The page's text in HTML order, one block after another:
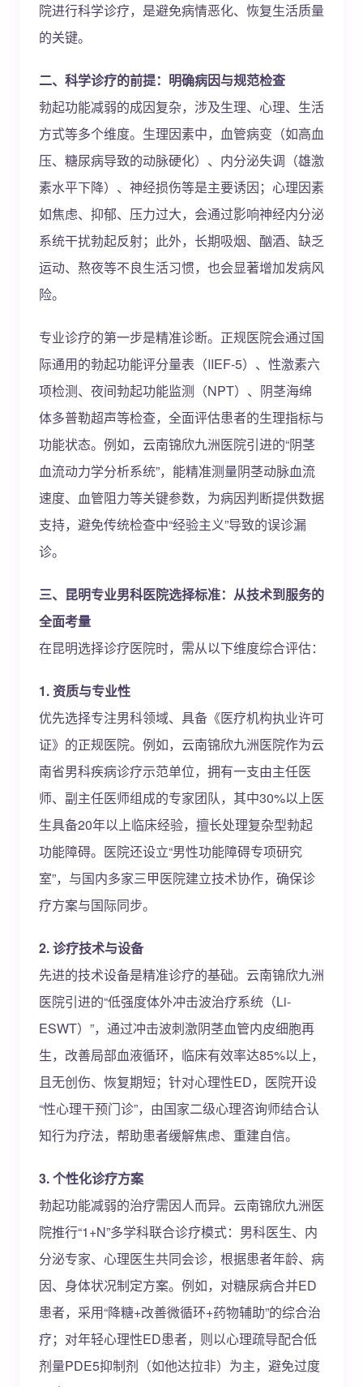
院进行科学诊疗，是避免病情恶化、恢复生活质量
的关键。
二、科学诊疗的前提：明确病因与规范检查
勃起功能减弱的成因复杂，涉及生理、心理、生活
方式等多个维度。生理因素中，血管病变（如高血
压、糖尿病导致的动脉硬化）、内分泌失调（雄激
素水平下降）、神经损伤等是主要诱因；心理因素
如焦虑、抑郁、压力过大，会通过影响神经内分泌
系统干扰勃起反射；此外，长期吸烟、酗酒、缺乏
运动、熬夜等不良生活习惯，也会显著增加发病风
险。
专业诊疗的第一步是精准诊断。正规医院会通过国
际通用的勃起功能评分量表（IIEF-5）、性激素六
项检测、夜间勃起功能监测（NPT）、阴茎海绵
体多普勒超声等检查，全面评估患者的生理指标与
功能状态。例如，云南锦欣九洲医院引进的“阴茎
血流动力学分析系统”，能精准测量阴茎动脉血流
速度、血管阻力等关键参数，为病因判断提供数据
支持，避免传统检查中“经验主义”导致的误诊漏
诊。
三、昆明专业男科医院选择标准：从技术到服务的
全面考量
在昆明选择诊疗医院时，需从以下维度综合评估：
1. 资质与专业性
优先选择专注男科领域、具备《医疗机构执业许可
证》的正规医院。例如，云南锦欣九洲医院作为云
南省男科疾病诊疗示范单位，拥有一支由主任医
师、副主任医师组成的专家团队，其中30%以上医
生具备20年以上临床经验，擅长处理复杂型勃起
功能障碍。医院还设立“男性功能障碍专项研究
室”，与国内多家三甲医院建立技术协作，确保诊
疗方案与国际同步。
2. 诊疗技术与设备
先进的技术设备是精准诊疗的基础。云南锦欣九洲
医院引进的“低强度体外冲击波治疗系统（Li-
ESWT）”，通过冲击波刺激阴茎血管内皮细胞再
生，改善局部血液循环，临床有效率达85%以上，
且无创伤、恢复期短；针对心理性ED，医院开设
“性心理干预门诊”，由国家二级心理咨询师结合认
知行为疗法，帮助患者缓解焦虑、重建自信。
3. 个性化诊疗方案
勃起功能减弱的治疗需因人而异。云南锦欣九洲医
院推行“1+N”多学科联合诊疗模式：男科医生、内
分泌专家、心理医生共同会诊，根据患者年龄、病
因、身体状况制定方案。例如，对糖尿病合并ED
患者，采用“降糖+改善微循环+药物辅助”的综合治
疗；对年轻心理性ED患者，则以心理疏导配合低
剂量PDE5抑制剂（如他达拉非）为主，避免过度